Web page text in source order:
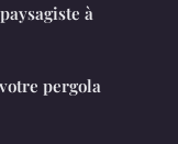
à
pergola